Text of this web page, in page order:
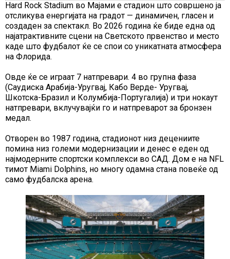
Hard Rock Stadium во Мајами е стадион што совршено ја
отсликува енергијата на градот — динамичен, гласен и
создаден за спектакл. Во 2026 година ќе биде една од
најатрактивните сцени на Светското првенство и место
каде што фудбалот ќе се спои со уникатната атмосфера
на Флорида.
Овде ќе се играат 7 натпревари. 4 во групна фаза
(Саудиска Арабија-Уругвај, Кабо Верде- Уругвај,
Шкотска-Бразил и Колумбија-Португалија) и три нокаут
натпревари, вклучувајќи го и натпреварот за бронзен
медал.
Отворен во 1987 година, стадионот низ децениите
помина низ големи модернизации и денес е еден од
најмодерните спортски комплекси во САД. Дом е на NFL
тимот Miami Dolphins, но многу одамна стана повеќе од
само фудбалска арена.